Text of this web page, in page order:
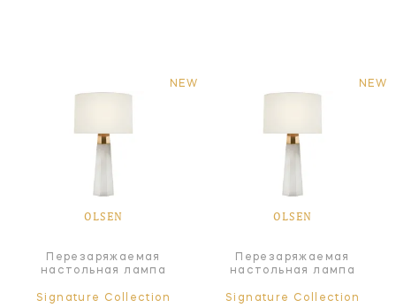
NEW
OLSEN
Перезаряжаемая
настольная лампа
Signature Collection
NEW
OLSEN
Перезаряжаемая
настольная лампа
Signature Collection